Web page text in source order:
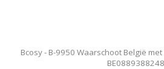
Bcosy - B-9950 Waarschoot België
BE0889388248